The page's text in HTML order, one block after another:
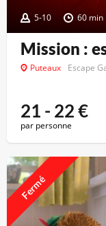
5-10 60 min
Mission :
Puteaux Escape
21 - 22€
par personne
Fermé